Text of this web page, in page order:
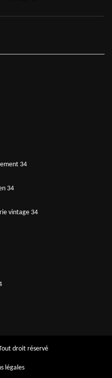
34
34
vintage 34
droit réservé
légales